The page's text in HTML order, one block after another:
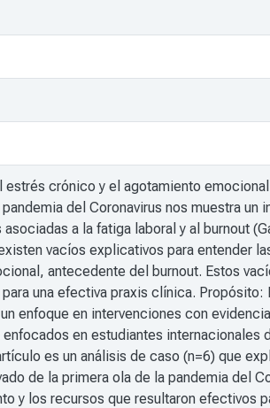
crónico y el agotamiento
del Coronavirus nos muestra un
a la fatiga laboral y al burnout
vacíos explicativos para entender
antecedente del burnout. Estos
una efectiva praxis clínica.
enfoque en intervenciones con
en estudiantes internacionales
es un análisis de caso (n=6) que
de la primera ola de la pandemia del
y los recursos que resultaron efectivos